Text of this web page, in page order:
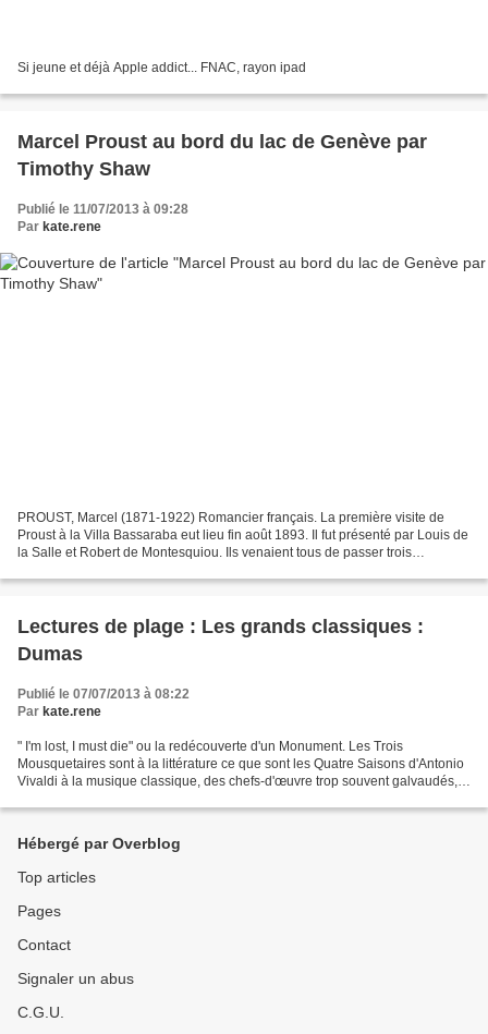
Si jeune et déjà Apple addict... FNAC, rayon ipad
Marcel Proust au bord du lac de Genève par
Timothy Shaw
Publié le 11/07/2013 à 09:28
Par kate.rene
PROUST, Marcel (1871-1922) Romancier français. La première visite de
Proust à la Villa Bassaraba eut lieu fin août 1893. Il fut présenté par Louis de
la Salle et Robert de Montesquiou. Ils venaient tous de passer trois
Lectures de plage : Les grands classiques :
Dumas
Publié le 07/07/2013 à 08:22
Par kate.rene
" I'm lost, I must die" ou la redécouverte d'un Monument. Les Trois
Mousquetaires sont à la littérature ce que sont les Quatre Saisons d'Antonio
Vivaldi à la musique classique, des chefs-d'œuvre trop souvent galvaudés,
Hébergé par Overblog
Top articles
Pages
Contact
Signaler un abus
C.G.U.